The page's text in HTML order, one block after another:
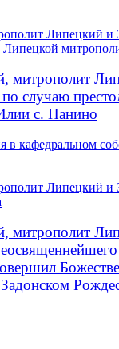
Липецкий и
Липецкой
митрополит
случаю
с. Панино
в кафедральном
Липецкий и
митрополит